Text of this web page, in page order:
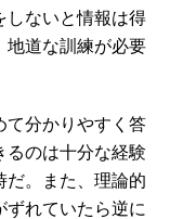
しないと情報は得
地道な訓練が必要
て分かりやすく答
るのは十分な経験
だ。また、理論的
ずれていたら逆に